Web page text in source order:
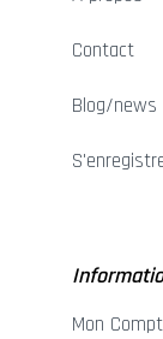
Contact
Blog/news
Mon